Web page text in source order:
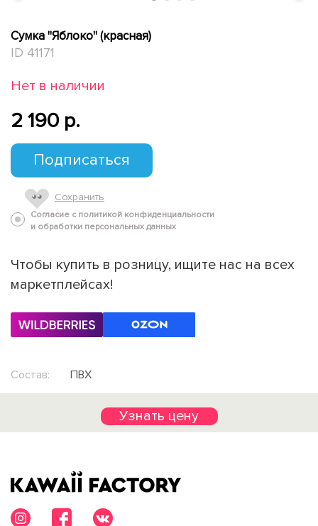
Сумка "Яблоко" (красная)
ID 41171
Нет в наличии
2 190 p.
Подписаться
Сохранить
Согласие с политикой конфиденциальности
и обработки персональных данных
Чтобы купить в розницу, ищите нас на всех
маркетплейсах!
Состав: ПВХ
Узнать цену